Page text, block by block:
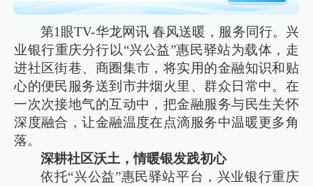
第1眼TV-华龙网讯 春风送暖，服务同行。兴
业银行重庆分行以“兴公益”惠民驿站为载体，走
进社区街巷、商圈集市，将实用的金融知识和贴
心的便民服务送到市井烟火里、群众日常中。在
一次次接地气的互动中，把金融服务与民生关怀
深度融合，让金融温度在点滴服务中温暖更多角
落。
深耕社区沃土，情暖银发践初心
依托“兴公益”惠民驿站平台，兴业银行重庆